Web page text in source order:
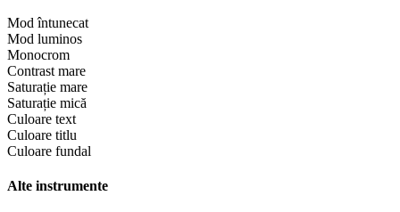
Mod întunecat
Mod luminos
Monocrom
Contrast mare
Saturație mare
Saturație mică
Culoare text
Culoare titlu
Culoare fundal
Alte instrumente